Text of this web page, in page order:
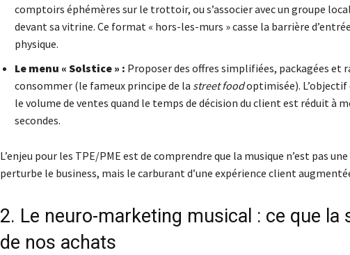
comptoirs éphémères sur le trottoir, ou s’associer avec un groupe
devant sa vitrine. Ce format « hors-les-murs » casse la barrière
physique.
Le menu « Solstice » : Proposer des offres simplifiées, packagées et
consommer (le fameux principe de la street foodoptimisée). L’objectif
le volume de ventes quand le temps de décision du client est réduit à
secondes.
L’enjeu pour les TPE/PME est de comprendre que la musique n’est pas
perturbe le business, mais le carburant d’une expérience client
2. Le neuro-marketing musical : ce que la
de nos achats